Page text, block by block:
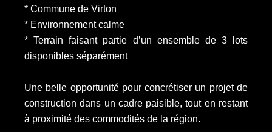
* Commune de Virton
* Environnement calme
* Terrain faisant partie d’un ensemble de 3 lots
disponibles séparément
Une belle opportunité pour concrétiser un projet de
construction dans un cadre paisible, tout en restant
à proximité des commodités de la région.